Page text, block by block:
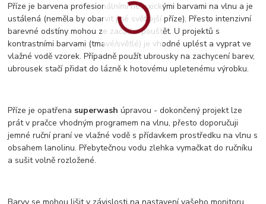
Příze je barvena profesionálními netoxickými barvami na vlnu a je
ustálená (neměla by obarvit jiné světlejší příze). Přesto intenzivní
barevné odstíny mohou ze začátku pouštět. U projektů s
kontrastními barvami (tmavé/světlé) je vhodné uplést a vyprat ve
vlažné vodě vzorek. Případně použít ubrousky na zachycení barev,
ubrousek stačí přidat do lázně k hotovému upletenému výrobku.
Příze je opatřena superwash úpravou - dokončený projekt lze
prát v pračce vhodným programem na vlnu, přesto doporučuji
jemné ruční praní ve vlažné vodě s přídavkem prostředku na vlnu s
obsahem lanolinu. Přebytečnou vodu zlehka vymačkat do ručníku
a sušit volně rozložené.